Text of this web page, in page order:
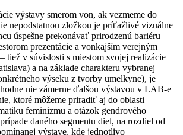
výstavy smerom von, ak vezmeme do
nepodstatnou zložkou je príťažlivé vizuálne
úspešne prekonávať prirodzenú bariéru
prezentácie a vonkajším verejným
tiež v súvislosti s miestom svojej realizácie
a na základe charakteru vybranej
výseku z tvorby umelkyne), je
nie zámerne ďalšou výstavou v LAB-e
ktoré môžeme priradiť aj do oblasti
feminizmu a otázok gendrového
daného segmentu diel, na rozdiel od
výstave, kde jednotlivo